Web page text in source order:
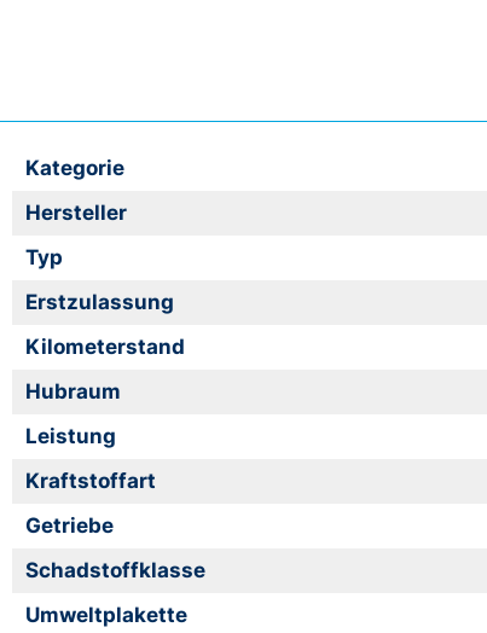
Kategorie
Hersteller
Typ
Erstzulassung
Kilometerstand
Hubraum
Leistung
Kraftstoffart
Getriebe
Schadstoffklasse
Umweltplakette